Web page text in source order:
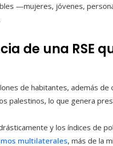
—mujeres, jóvenes,
de una RSE
de habitantes, además de
palestinos, lo que genera
y los índices de
multilaterales, más de la